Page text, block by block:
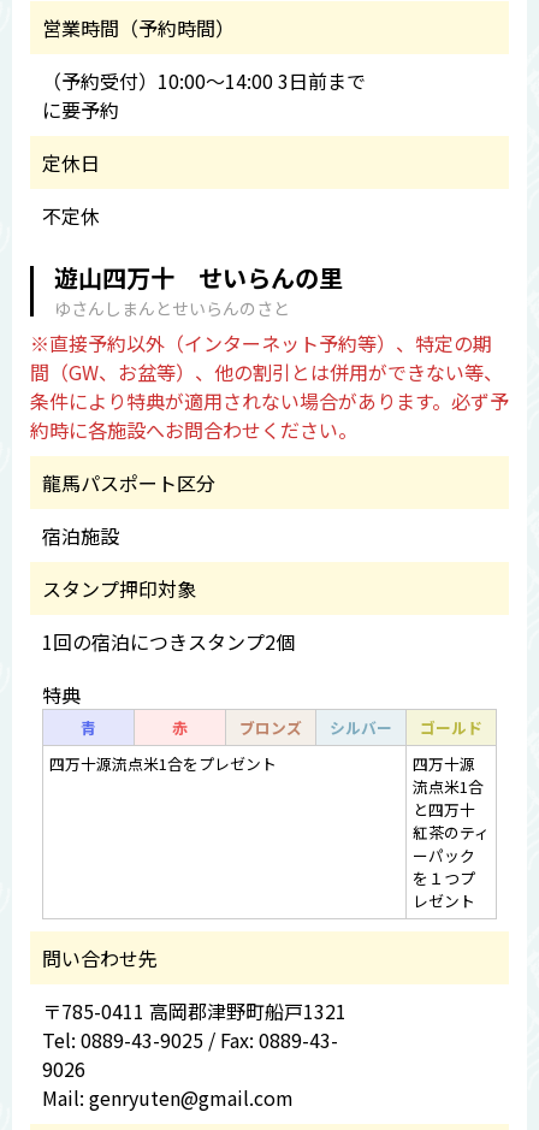
営業時間（予約時間）
（予約受付）10:00～14:00 3日前まで
に要予約
定休日
不定休
遊山四万十 せいらんの里
ゆさんしまんとせいらんのさと
※直接予約以外（インターネット予約等）、特定の期
間（GW、お盆等）、他の割引とは併用ができない等、
条件により特典が適用されない場合があります。必ず予
約時に各施設へお問合わせください。
龍馬パスポート区分
宿泊施設
スタンプ押印対象
1回の宿泊につきスタンプ2個
特典
青 赤 ブロンズ シルバー
ゴールド
四万十源流点米1合をプレゼント
四万十源
流点米1合
と四万十
紅茶のティ
ーパック
を１つプ
レゼント
問い合わせ先
〒785-0411 高岡郡津野町船戸1321
Tel: 0889-43-9025 / Fax: 0889-43-
9026
Mail: genryuten@gmail.com